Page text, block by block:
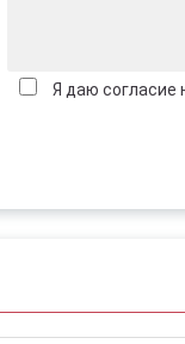
Я даю согласие